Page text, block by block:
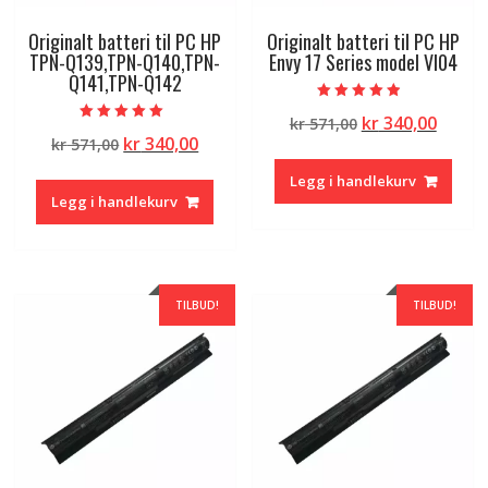
Originalt batteri til PC HP
TPN-Q139,TPN-Q140,TPN-
Q141,TPN-Q142
5.00
av 5
kr571,00 Opprinnelig
var:
kr 571,00.
kr340,00Nåværende
kr 340,00.
Legg i handlekurv
Originalt batteri til PC HP
Envy 17 Series model VI04
4.50
av 5
kr571,00 Opprinnelig
var:
kr 571,00.
kr340,00
kr
Legg i handlekurv
TILBUD! TILBUD!